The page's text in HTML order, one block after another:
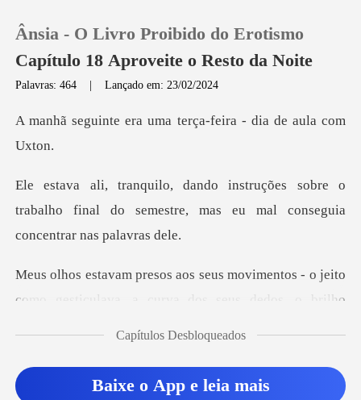
0
Histórico
Ânsia - O Livro Proibido do Erotismo
Capítulo 18 Aproveite o Resto da Noite
Palavras: 464 |Lançado em: 23/02/2024
uma terça-feira - d
sobre o
trabalho final do semestre, mas eu
ntos - o jeito
como gesticulava, a curva
do isso on
Capítulos Desbloqueados
Baixe o App e leia mais